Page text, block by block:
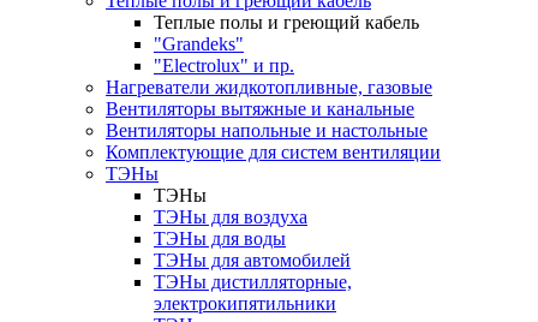
Теплые полы и греющий кабель
"Grandeks"
"Electrolux" и пр.
Нагреватели жидкотопливные, газовые
Вентиляторы вытяжные и канальные
Вентиляторы напольные и настольные
Комплектующие для систем вентиляции
ТЭНы
ТЭНы
ТЭНы для воздуха
ТЭНы для воды
ТЭНы для автомобилей
ТЭНы дистилляторные,
электрокипятильники